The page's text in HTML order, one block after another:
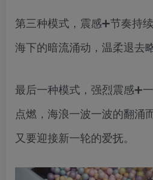
第三种模式，震感➕节奏持
海下的暗流涌动，温柔退去
最后一种模式，强烈震感➕
点燃，海浪一波一波的翻涌
又要迎接新一轮的爱抚。